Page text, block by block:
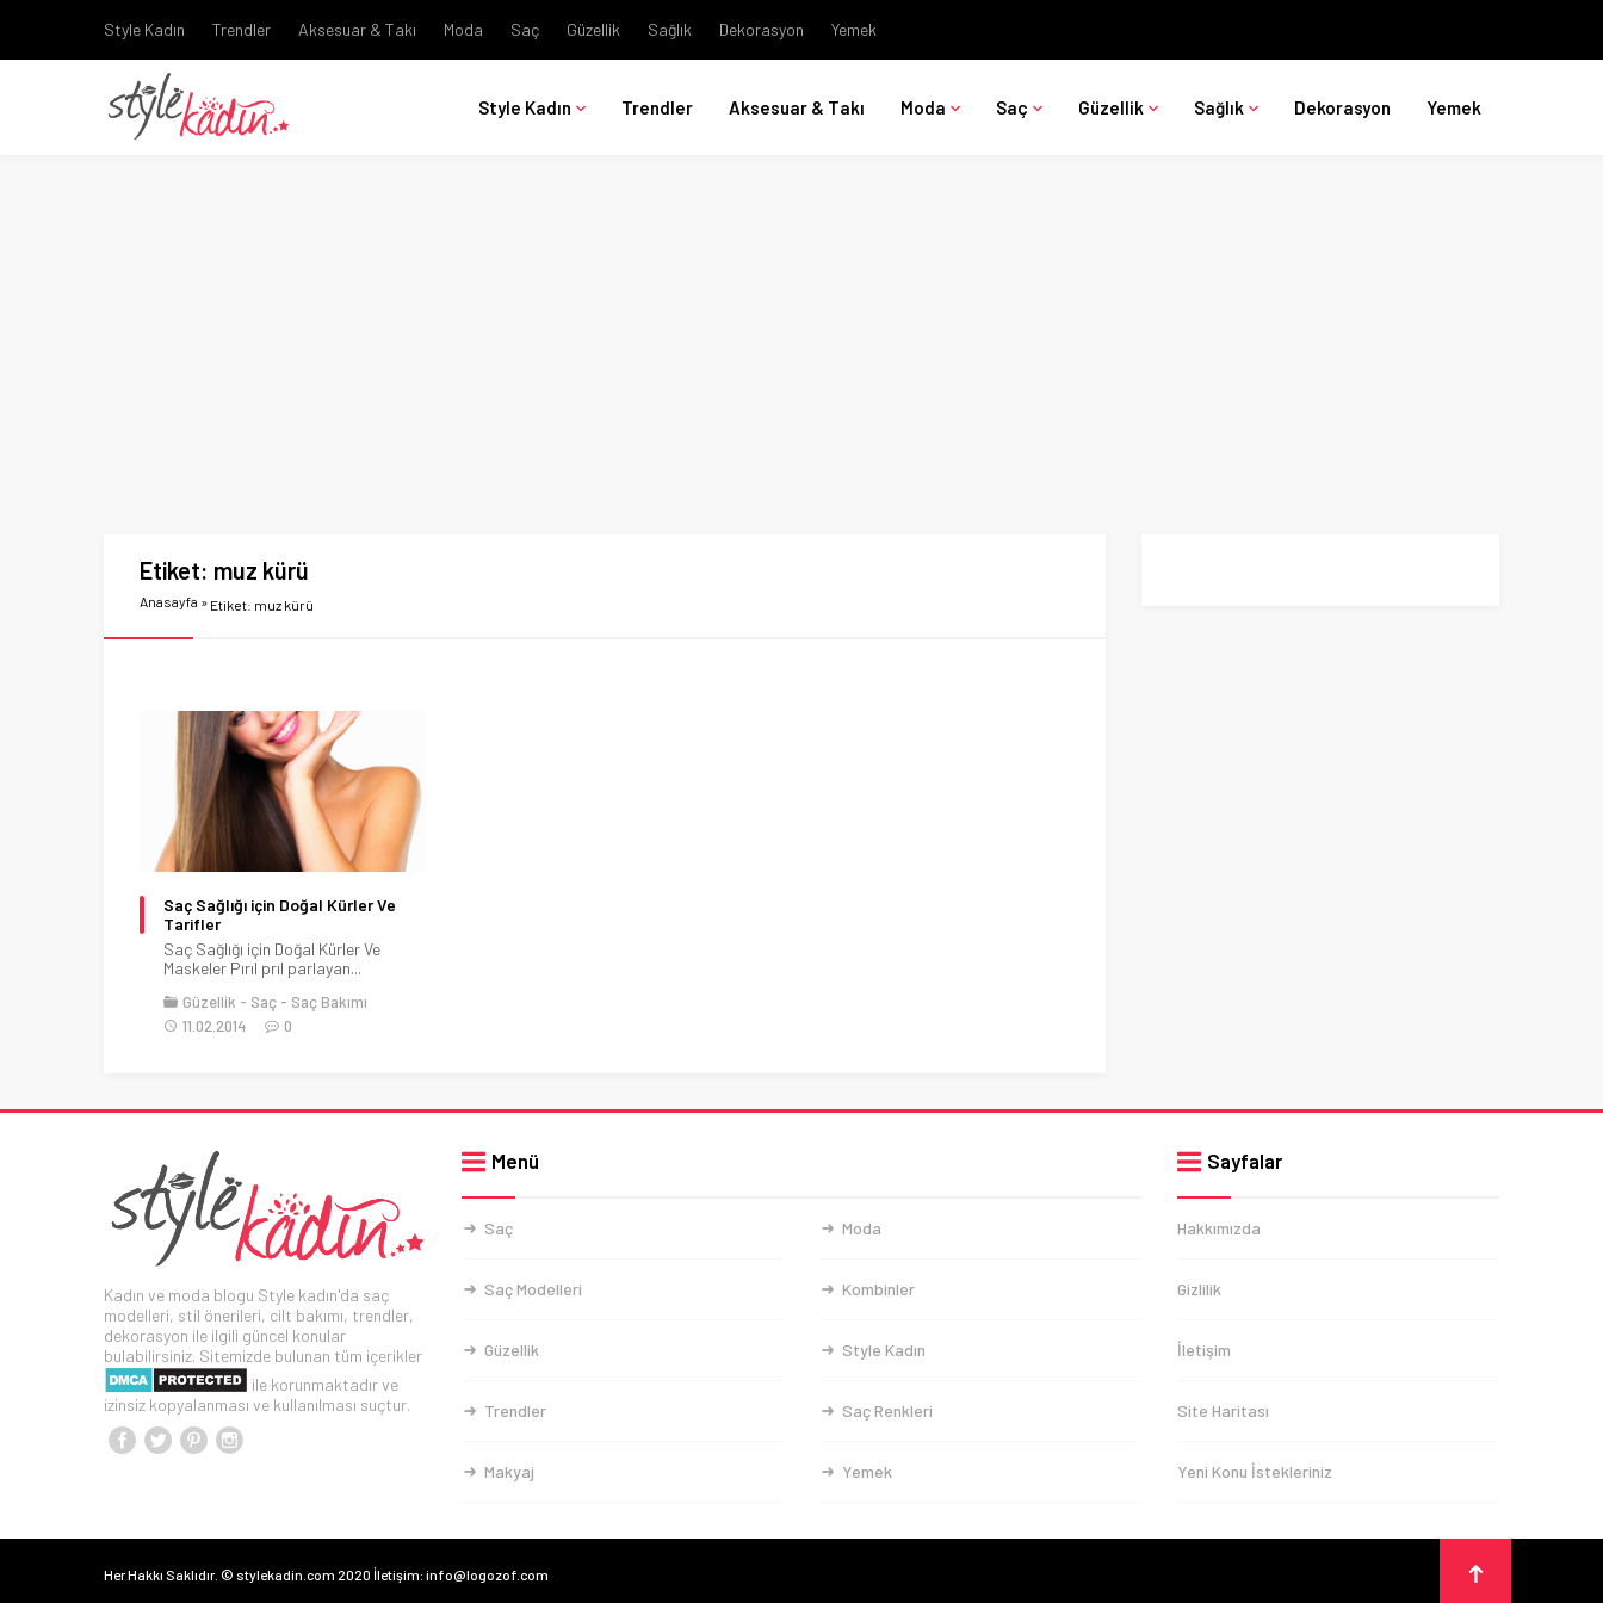
Style Kadın Trendler Aksesuar & Takı Moda Saç Güzellik Sağlık Dekorasyon Yemek
Style Kadın Trendler Aksesuar & Takı Moda Saç Güzellik Sağlık Dekorasyon Yemek
Etiket: muz kürü
Anasayfa » Etiket: muz kürü
Saç Sağlığı için Doğal Kürler Ve
Tarifler
Saç Sağlığı için Doğal Kürler Ve
Maskeler Pırıl prıl parlayan...
Güzellik Saç
Saç Bakımı
11.02.2014
0
Kadın ve moda blogu Style kadın'da saç
modelleri, stil önerileri, cilt bakımı, trendler,
dekorasyon ile ilgili güncel konular
bulabilirsiniz. Sitemizde bulunan tüm içerikler
ile korunmaktadır ve
izinsiz kopyalanması ve kullanılması suçtur.
Menü
Saç Moda
Saç Modelleri Kombinler
Güzellik Style Kadın
Trendler Saç Renkleri
Makyaj Yemek
Sayfalar
Hakkımızda
Gizlilik
İletişim
Site Haritası
Yeni Konu İstekleriniz
Her Hakkı Saklıdır. © stylekadin.com 2020 İletişim: info@logozof.com